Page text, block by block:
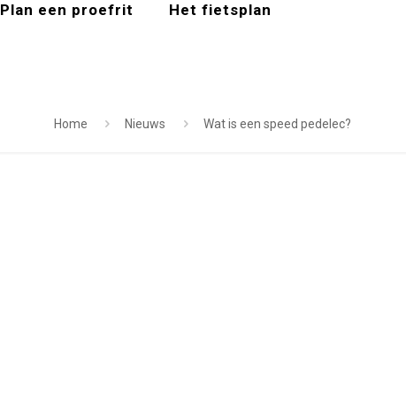
Plan een proefrit Het fietsplan
Home Nieuws Wat is een speed pedelec?